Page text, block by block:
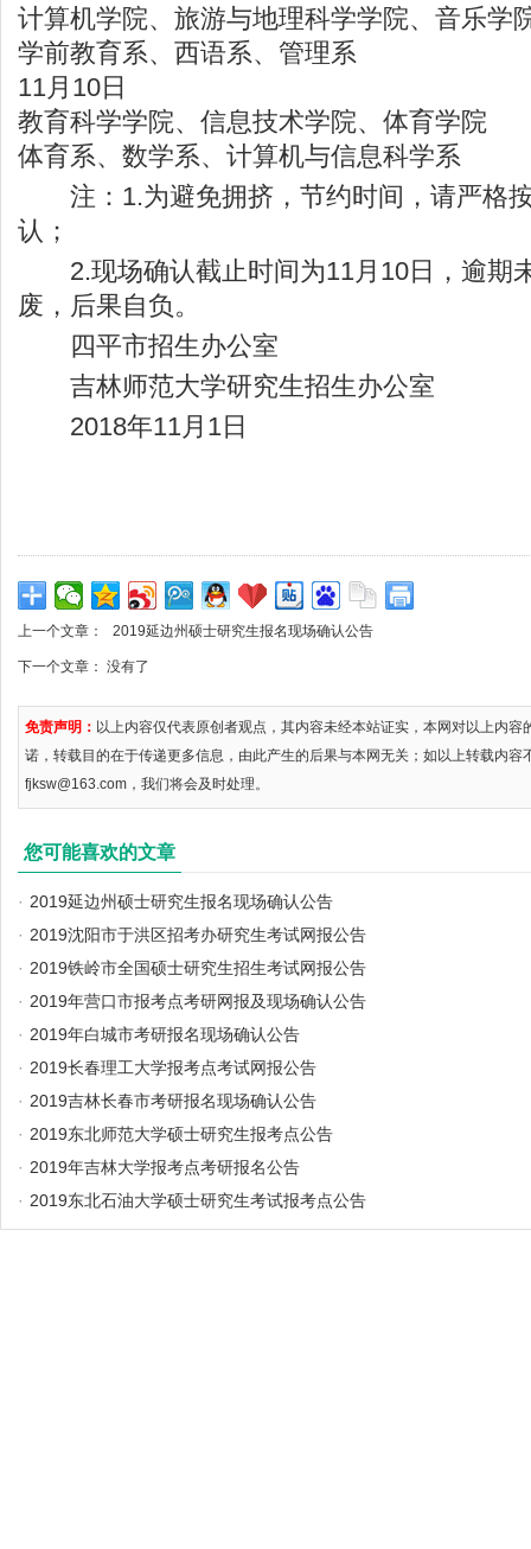
计算机学院、旅游与地理科学学院、音乐学
学前教育系、西语系、管理系
11月10日
教育科学学院、信息技术学院、体育学院
体育系、数学系、计算机与信息科学系
注：1.为避免拥挤，节约时间，请严格
认；
2.现场确认截止时间为11月10日，逾期
废，后果自负。
四平市招生办公室
吉林师范大学研究生招生办公室
2018年11月1日
上一个文章： 2019延边州硕士研究生报名现场确认公告
下一个文章： 没有了
免责声明： 以上内容仅代表原创者观点，其内容未经本站证实，本网对以上内
诺，转载目的在于传递更多信息，由此产生的后果与本网无关；如以上转载内容
fjksw@163.com，我们将会及时处理。
您可能喜欢的文章
· 2019延边州硕士研究生报名现场确认公告
· 2019沈阳市于洪区招考办研究生考试网报公告
· 2019铁岭市全国硕士研究生招生考试网报公告
· 2019年营口市报考点考研网报及现场确认公告
· 2019年白城市考研报名现场确认公告
· 2019长春理工大学报考点考试网报公告
· 2019吉林长春市考研报名现场确认公告
· 2019东北师范大学硕士研究生报考点公告
· 2019年吉林大学报考点考研报名公告
· 2019东北石油大学硕士研究生考试报考点公告